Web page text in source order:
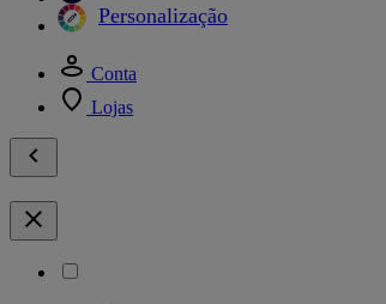
Personalização
Conta
Lojas